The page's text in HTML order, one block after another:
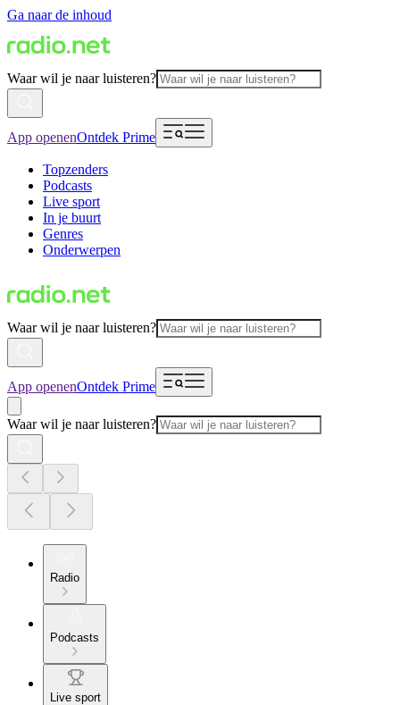
Ga naar de inhoud
Waar wil je naar luisteren?
App openenOntdek Prime
Topzenders
Podcasts
Live sport
In je buurt
Genres
Onderwerpen
Waar wil je naar luisteren?
App openenOntdek Prime
Waar wil je naar luisteren?
Radio
Podcasts
Live sport